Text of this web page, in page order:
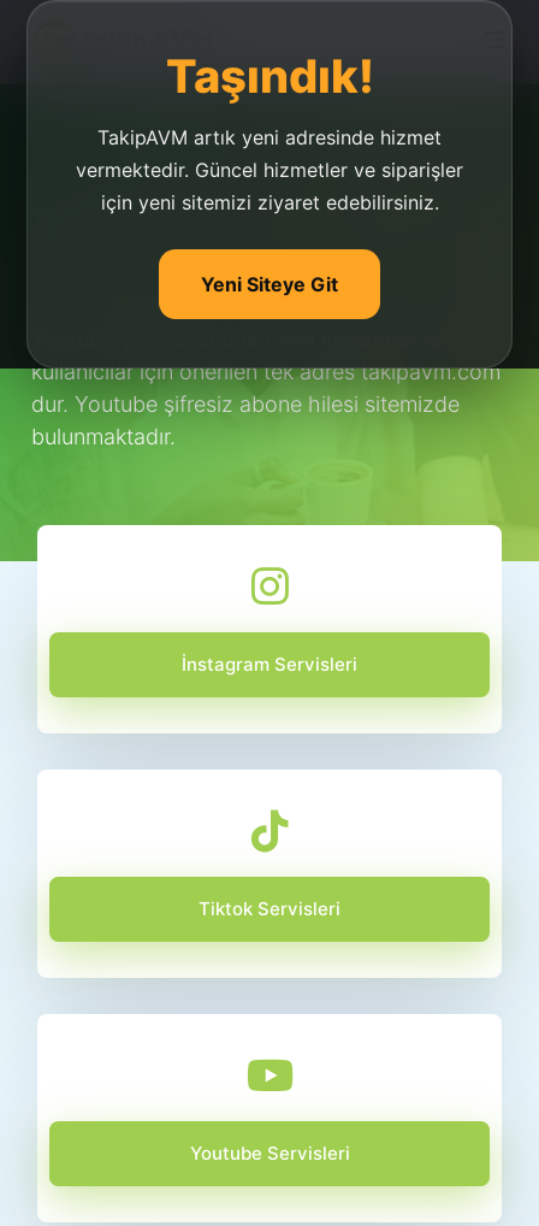
Taşındık!
TakipAVM artık yeni adresinde hizmet
vermektedir. Güncel hizmetler ve siparişler
için yeni sitemizi ziyaret edebilirsiniz.
Yeni Siteye Git
Youtube Şifresiz Abone
kullanıcılar için önerilen tek adres takipavm.com
dur. Youtube şifresiz abone hilesi sitemizde
bulunmaktadır.
İnstagram Servisleri
Tiktok Servisleri
Youtube Servisleri